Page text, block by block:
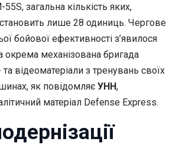
загальна кількість яких,
становить лише 28 одиниць. Чергове
бойової ефективності з’явилося
окрема механізована бригада
відеоматеріали з тренувань своїх
як повідомляє УНН,
матеріал Defense Express.